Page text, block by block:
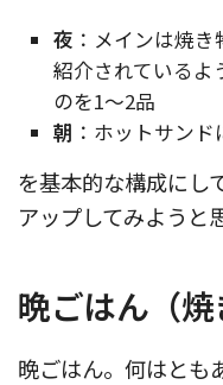
夜 ：メインは焼
紹介されているよ
のを1〜2品
朝 ：ホットサン
を基本的な構成にし
アップしてみようと
晩ごはん（
晩ごはん。何はとも